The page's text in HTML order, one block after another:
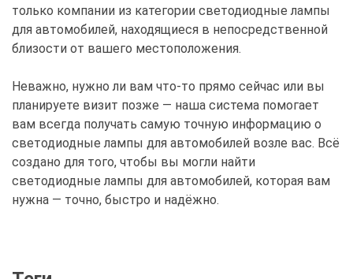
только компании из категории светодиодные лампы
для автомобилей, находящиеся в непосредственной
близости от вашего местоположения.
Неважно, нужно ли вам что-то прямо сейчас или вы
планируете визит позже — наша система помогает
вам всегда получать самую точную информацию о
светодиодные лампы для автомобилей возле вас. Всё
создано для того, чтобы вы могли найти
светодиодные лампы для автомобилей, которая вам
нужна — точно, быстро и надёжно.